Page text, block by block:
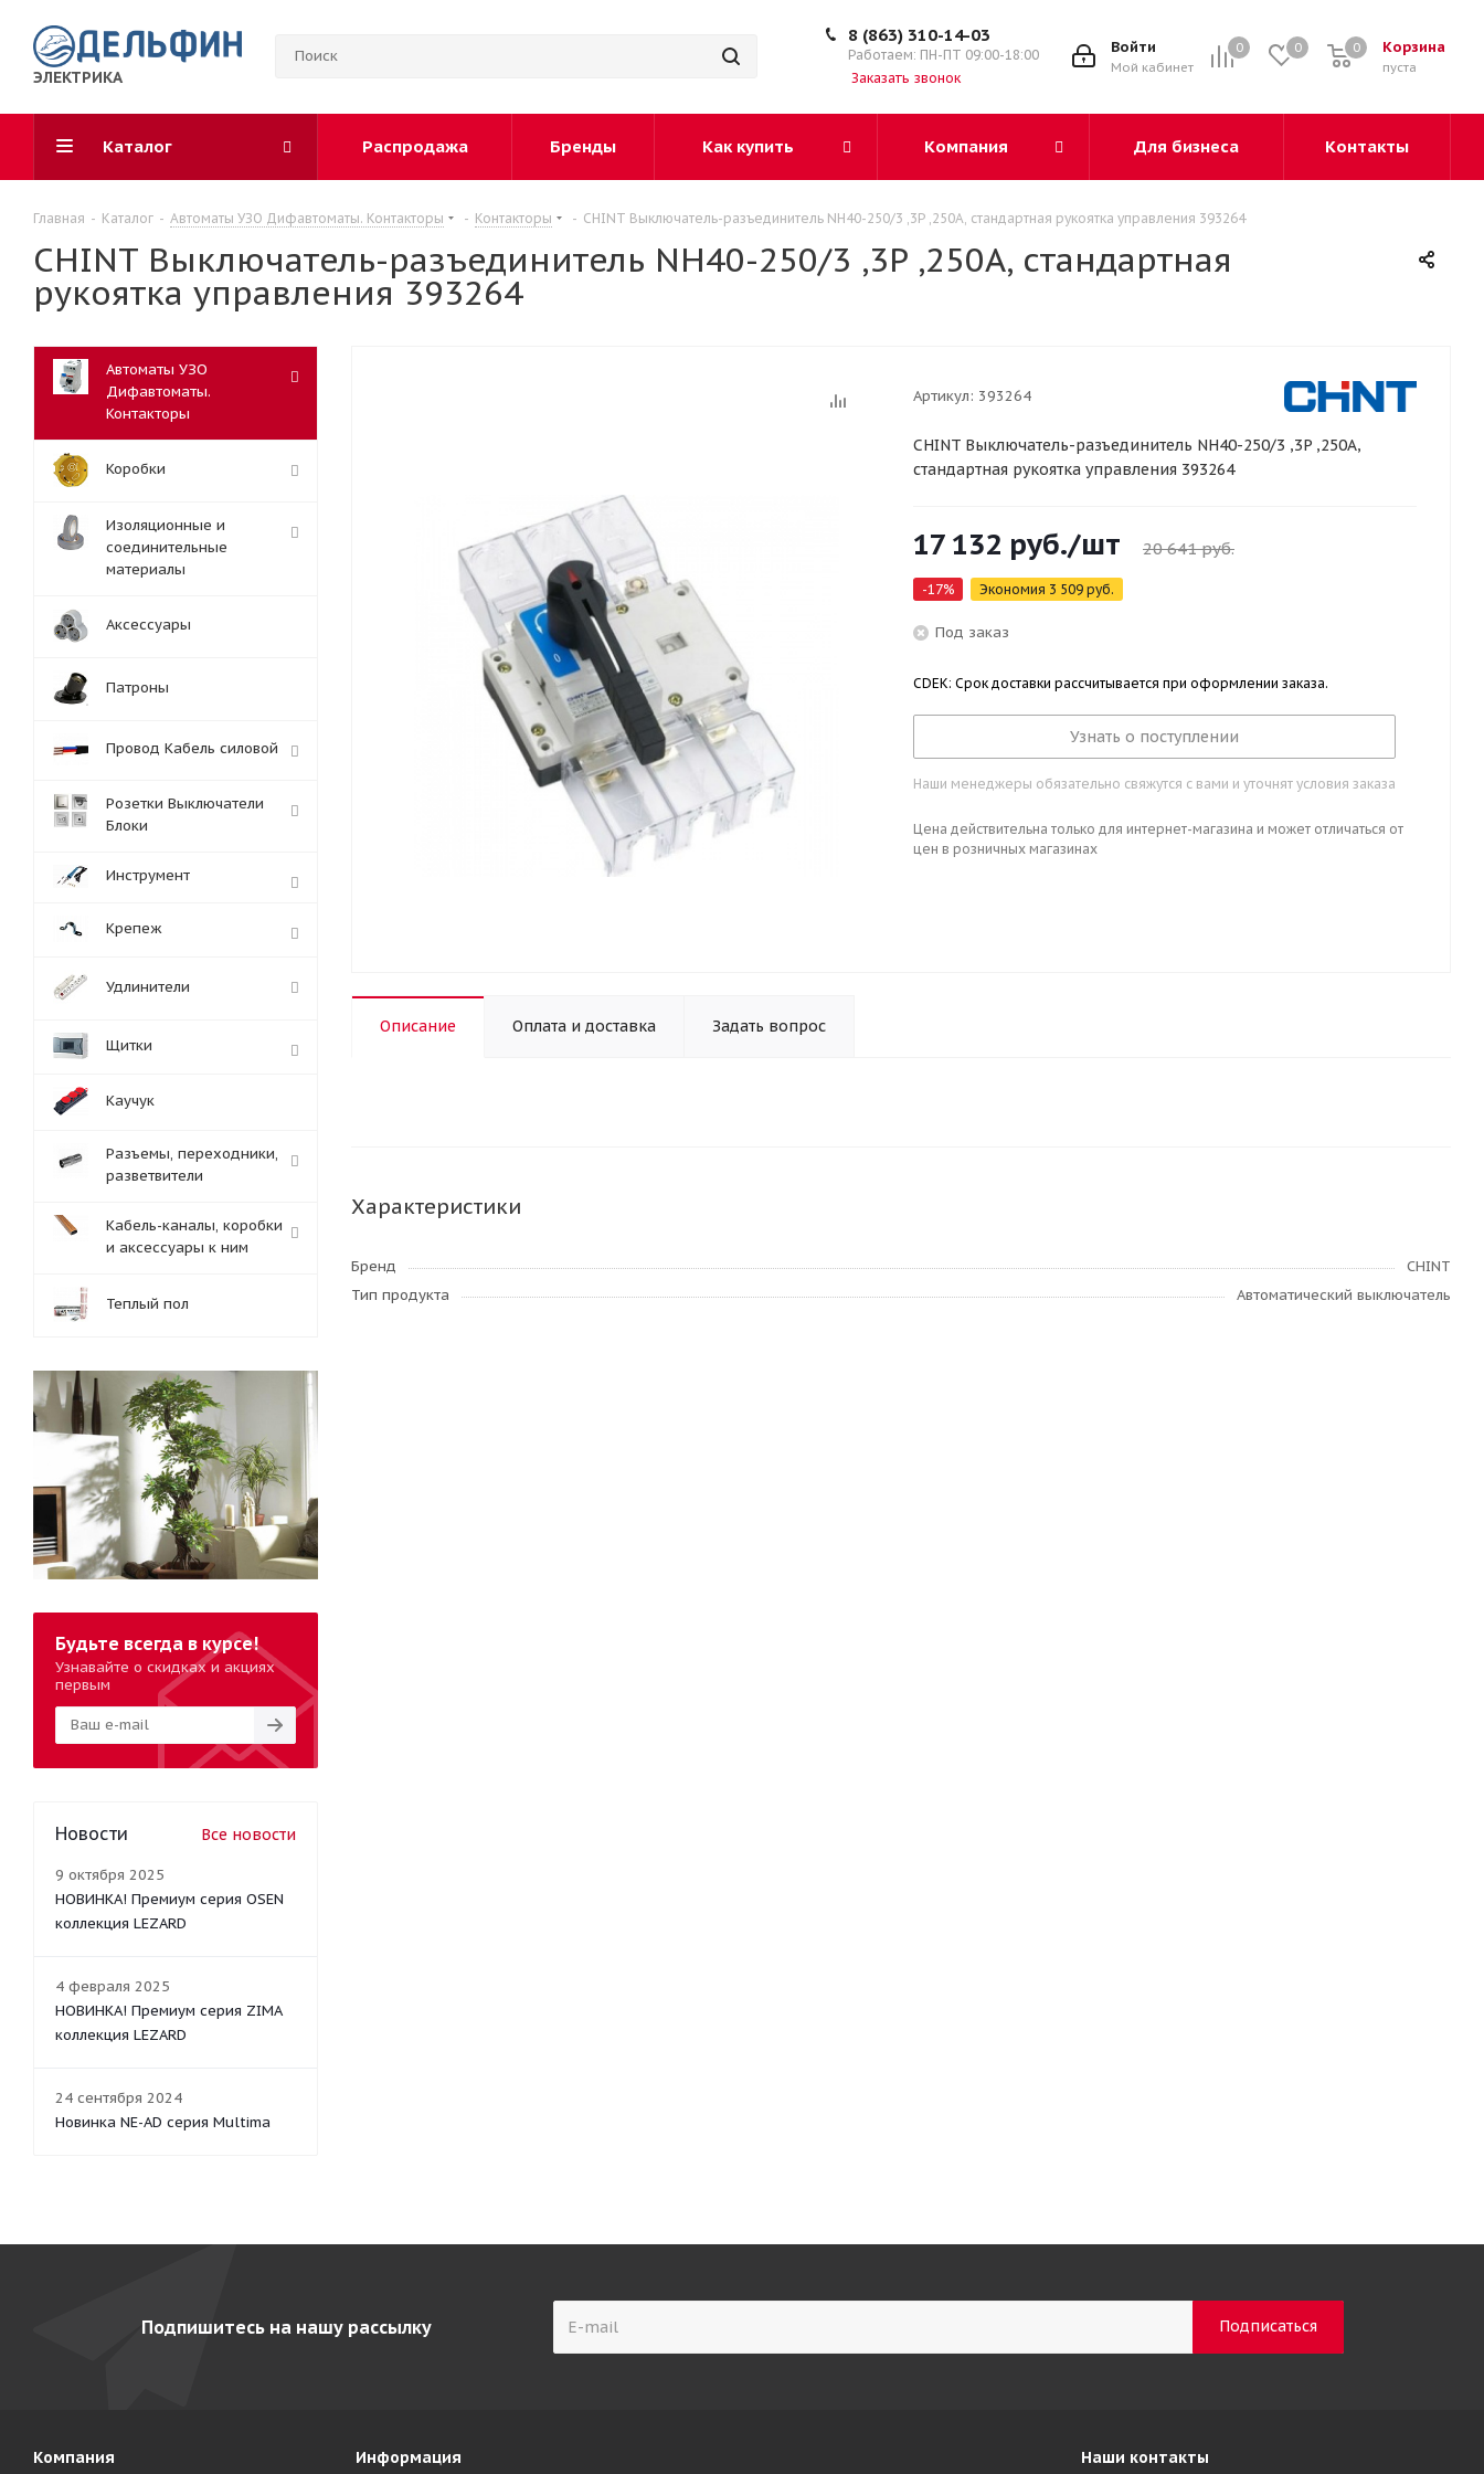
ЭЛЕКТРИКА
0 0 Корзина
пуста
0
Войти
Мой кабинет
8 (863) 310-14-03
Работаем: ПН-ПТ 09:00-18:00
Заказать звонок
Каталог Распродажа Бренды Как купить Компания Для бизнеса Контакты
Главная - Каталог - Автоматы УЗО Дифавтоматы. Контакторы - Контакторы - CHINT Выключатель-разъединитель NH40-250/3 ,3P ,250А, стандартная рукоятка управления 393264
CHINT Выключатель-разъединитель NH40-250/3 ,3P ,250А, стандартная
рукоятка управления 393264
Артикул: 393264
CHINT Выключатель-разъединитель NH40-250/3 ,3P ,250А,
стандартная рукоятка управления 393264
17 132 руб./шт 20 641руб.
-17% Экономия 3 509 руб.
Под заказ
CDEK: Срок доставки рассчитывается при оформлении заказа.
Узнать о поступлении
Наши менеджеры обязательно свяжутся с вами и уточнят условия заказа
Цена действительна только для интернет-магазина и может отличаться от
цен в розничных магазинах
Описание Оплата и доставка Задать вопрос
Характеристики
Бренд
CHINT
Тип продукта
Автоматический выключатель
Автоматы УЗО
Дифавтоматы.
Контакторы
Коробки
Изоляционные и
соединительные
материалы
Аксессуары
Патроны
Провод Кабель силовой
Розетки Выключатели
Блоки
Инструмент
Крепеж
Удлинители
Щитки
Каучук
Разъемы, переходники,
разветвители
Кабель-каналы, коробки
и аксессуары к ним
Теплый пол
Будьте всегда в курсе!
Узнавайте о скидках и акциях
первым
Новости Все новости
9 октября 2025
НОВИНКА! Премиум серия OSEN
коллекция LEZARD
4 февраля 2025
НОВИНКА! Премиум серия ZIMA
коллекция LEZARD
24 сентября 2024
Новинка NE-AD серия Multima
Подпишитесь на нашу рассылку
Компания Информация Наши контакты